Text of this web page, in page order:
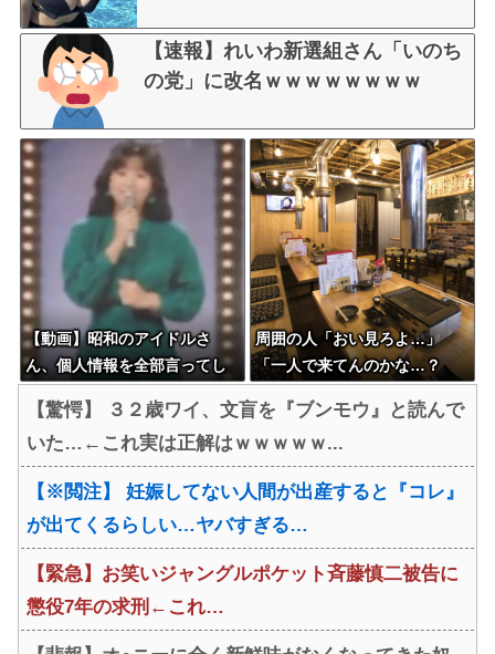
【速報】れいわ新選組さん「いのち
の党」に改名ｗｗｗｗｗｗｗｗ
【動画】昭和のアイドルさ
ん、個人情報を全部言ってし
周囲の人「おい見ろよ…」
「一人で来てんのかな…？
ワイ「……ッ…！」
【驚愕】 ３２歳ワイ、文盲を『ブンモウ』と読んで
いた…←これ実は正解はｗｗｗｗｗ...
【※閲注】 妊娠してない人間が出産すると『コレ』
が出てくるらしい…ヤバすぎる…
【緊急】お笑いジャングルポケット斉藤慎二被告に
懲役7年の求刑←これ…